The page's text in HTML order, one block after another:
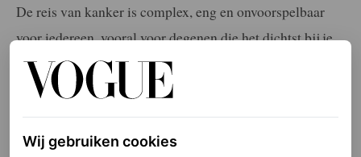
De reis van kanker is complex, eng en onvoorspelbaar
voor iedereen, vooral voor degenen die het dichtst bij je
staan.”
LEES OOK
Prins Harry en Meghan Markle delen
Wij gebruiken cookies